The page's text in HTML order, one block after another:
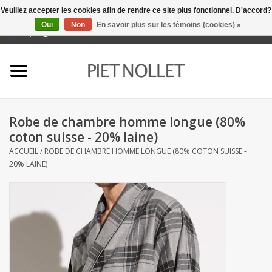
0 Articles - €0,00
serviettes
literie
linge de cuisine
Robe de chambre homme longue (80%
coton suisse - 20% laine)
ACCUEIL/ ROBE DE CHAMBRE HOMME LONGUE (80% COTON SUISSE -
20% LAINE)
Veuillez accepter les cookies afin de rendre ce site plus fonctionnel. D'accord?
Oui
Non En savoir plus sur les témoins (cookies) »